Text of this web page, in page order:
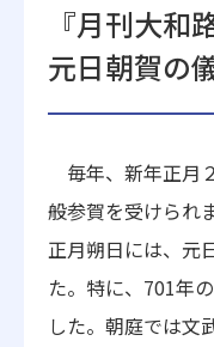
卒業生の方へ
『月刊大
元日朝賀の
毎年、新年正月
般参賀を受けられ
正月朔日には、元
た。特に、701年
した。朝庭では文